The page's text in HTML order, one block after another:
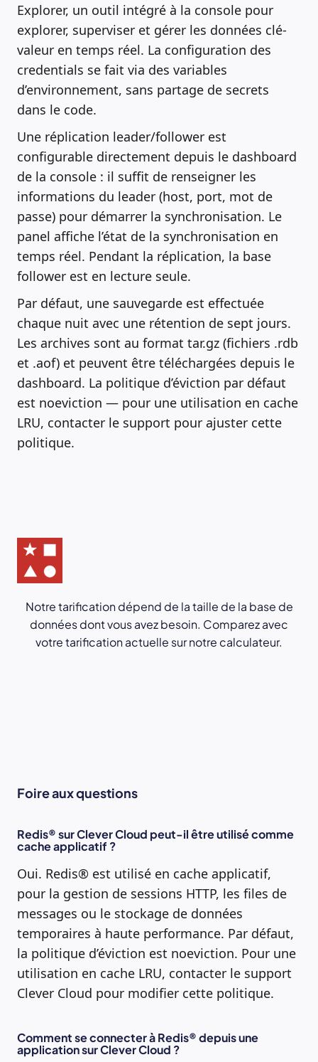
Explorer, un outil intégré à la console pour
explorer, superviser et gérer les données clé-
valeur en temps réel. La configuration des
credentials se fait via des variables
d’environnement, sans partage de secrets
dans le code.
Une réplication leader/follower est
configurable directement depuis le dashboard
de la console : il suffit de renseigner les
informations du leader (host, port, mot de
passe) pour démarrer la synchronisation. Le
panel affiche l’état de la synchronisation en
temps réel. Pendant la réplication, la base
follower est en lecture seule.
Par défaut, une sauvegarde est effectuée
chaque nuit avec une rétention de sept jours.
Les archives sont au format tar.gz (fichiers .rdb
et .aof) et peuvent être téléchargées depuis le
dashboard. La politique d’éviction par défaut
est noeviction — pour une utilisation en cache
LRU, contacter le support pour ajuster cette
politique.
Notre tarification dépend de la taille de la base de
données dont vous avez besoin. Comparez avec
votre tarification actuelle sur notre calculateur.
Foire aux questions
Redis® sur Clever Cloud peut-il être utilisé comme
cache applicatif ?
Oui. Redis® est utilisé en cache applicatif,
pour la gestion de sessions HTTP, les files de
messages ou le stockage de données
temporaires à haute performance. Par défaut,
la politique d’éviction est noeviction. Pour une
utilisation en cache LRU, contacter le support
Clever Cloud pour modifier cette politique.
Comment se connecter à Redis® depuis une
application sur Clever Cloud ?